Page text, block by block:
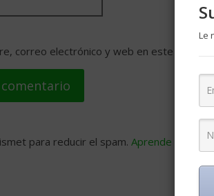
correo electrónico y web en este
para reducir el spam. Aprende cómo
Le